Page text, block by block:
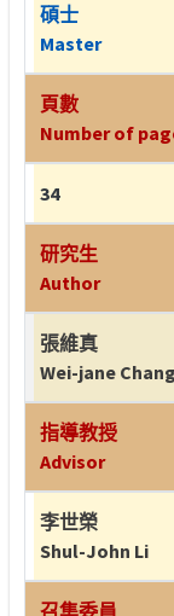
碩士
Master
頁數
Number of
34
研究生
Author
張維真
Wei-jane Chang
指導教授
Advisor
李世榮
Shul-John Li
召集委員